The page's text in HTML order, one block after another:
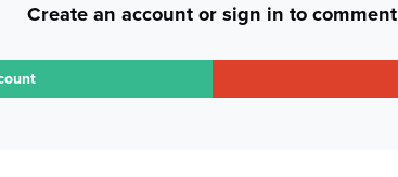
Create an account or sign in to comment